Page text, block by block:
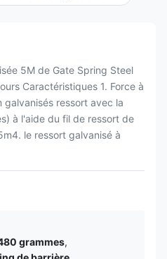
5M de Gate Spring Steel
Caractéristiques 1. Force à
ressort avec la
à l'aide du fil de ressort de
le ressort galvanisé à
grammes,